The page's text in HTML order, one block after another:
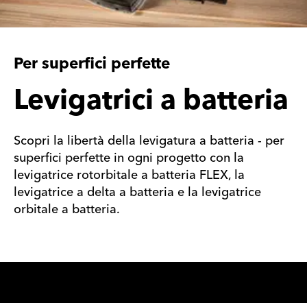
Per superfici perfette
Levigatrici a batteria
Scopri la libertà della levigatura a batteria - per
superfici perfette in ogni progetto con la
levigatrice rotorbitale a batteria FLEX, la
levigatrice a delta a batteria e la levigatrice
orbitale a batteria.